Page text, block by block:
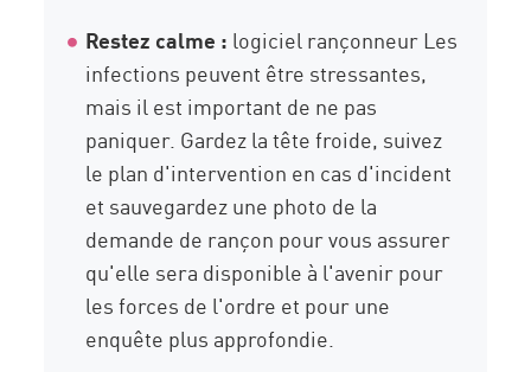
Restez calme : logiciel rançonneur Les
infections peuvent être stressantes,
mais il est important de ne pas
paniquer. Gardez la tête froide, suivez
le plan d'intervention en cas d'incident
et sauvegardez une photo de la
demande de rançon pour vous assurer
qu'elle sera disponible à l'avenir pour
les forces de l'ordre et pour une
enquête plus approfondie.